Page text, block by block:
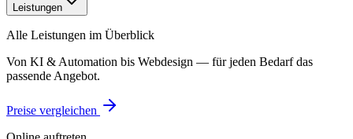
Leistungen
Alle Leistungen im Überblick
Von KI & Automation bis Webdesign — für jeden Bedarf das
passende Angebot.
Preise vergleichen